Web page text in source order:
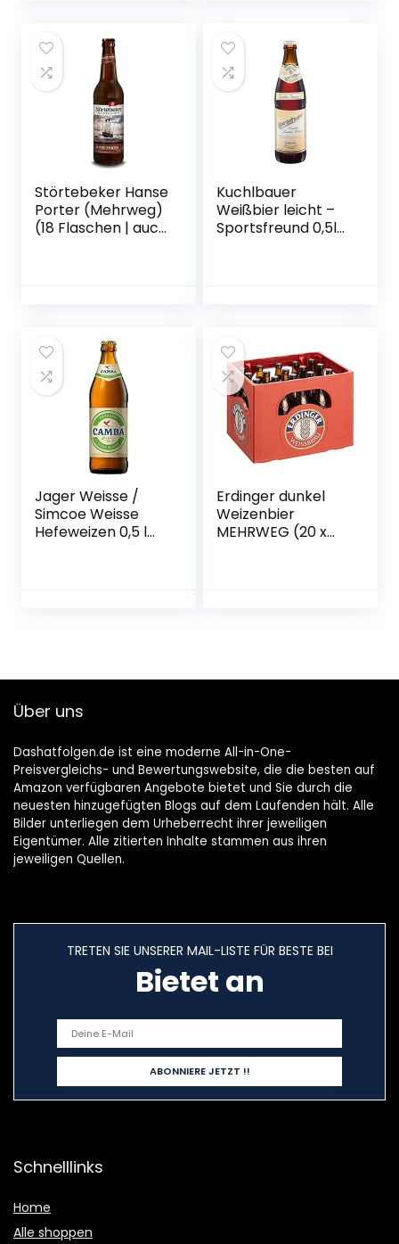
Störtebeker Hanse
Porter (Mehrweg)
(18 Flaschen | auch
Kuchlbauer
Weißbier leicht –
Sportsfreund 0,5l
Jager Weisse /
Simcoe Weisse
Hefeweizen 0,5 l
Erdinger dunkel
Weizenbier
MEHRWEG (20 x
Über uns
Dashatfolgen.de ist eine moderne All-in-One-
Preisvergleichs- und Bewertungswebsite, die die besten auf
Amazon verfügbaren Angebote bietet und Sie durch die
neuesten hinzugefügten Blogs auf dem Laufenden hält. Alle
Bilder unterliegen dem Urheberrecht ihrer jeweiligen
Eigentümer. Alle zitierten Inhalte stammen aus ihren
jeweiligen Quellen.
TRETEN SIE UNSERER MAIL-LISTE FÜR BESTE BEI
Bietet an
Schnelllinks
Home
Alle shoppen